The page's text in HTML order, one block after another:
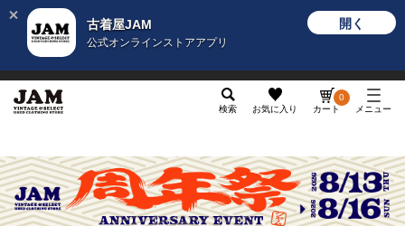
古着屋JAM
公式オンラインストアアプリ
開く
検索 お気に入り カート
0
メニュー